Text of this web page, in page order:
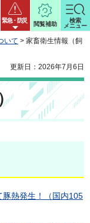
緊急・防災
閲覧補助
検索
メニュー
いて > 家畜衛生情報（飼
更新日：2026年7月6日
豚熱発生！（国内105